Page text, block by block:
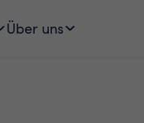
Über uns